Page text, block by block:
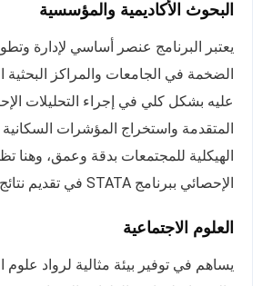
البحوث الأكاديمية والمؤسسية
يعتبر البرنامج عنصر أساسي لإدارة
الضخمة في الجامعات والمراكز البحثية
عليه بشكل كلي في إجراء التحليلات
المتقدمة واستخراج المؤشرات السكانية
الهيكلية للمجتمعات بدقة وعمق، وهنا
الإحصائي ببرنامج STATA في تقديم نتائج مضمونة للباحثين.
العلوم الاجتماعية
يساهم في توفير بيئة مثالية لرواد